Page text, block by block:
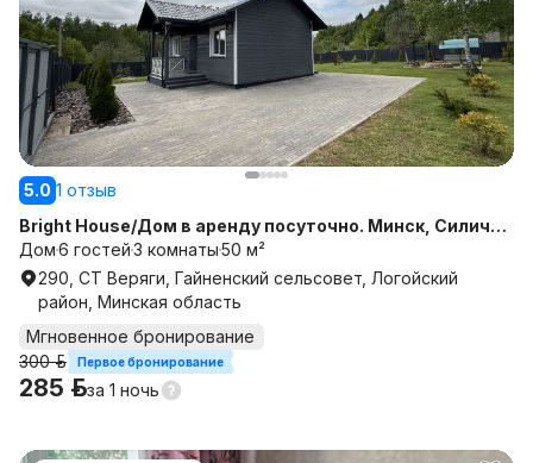
5.0 1 отзыв
Bright House/Дом в аренду посуточно. Минск, Силичи,
Логойск, уютный и комфортный дом
Дом6 гостей3 комнаты50 м²
290, СТ Веряги, Гайненский сельсовет, Логойский
район, Минская область
Мгновенное бронирование
300 р.
Первое бронирование
285 р.за 1 ночь